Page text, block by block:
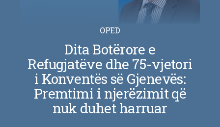
OPED
Dita Botërore e
Refugjatëve dhe 75-vjetori
i Konventës së Gjenevës:
Premtimi i njerëzimit që
nuk duhet harruar